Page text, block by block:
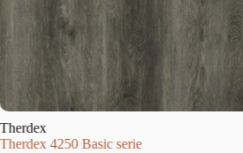
Therdex
Therdex 4250 Basic serie